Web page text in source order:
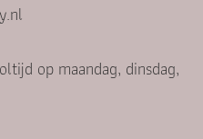
op maandag, dinsdag,